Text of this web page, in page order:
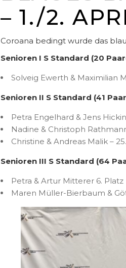
– 1./2.
Coroana bedingt wurde das
Senioren I S Standard (20
Solveig Ewerth & Maximilian
Senioren II S Standard (41
Petra Engelhard & Jens
Nadine & Christoph
Christine & Andreas Malik –
Senioren III S Standard (64
Petra & Artur Mitterer 6. Platz
Maren Müller-Bierbaum &